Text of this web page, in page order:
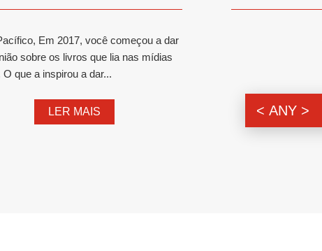
Em 2017, você começou a dar
sobre os livros que lia nas mídias
que a inspirou a dar...
LER MAIS